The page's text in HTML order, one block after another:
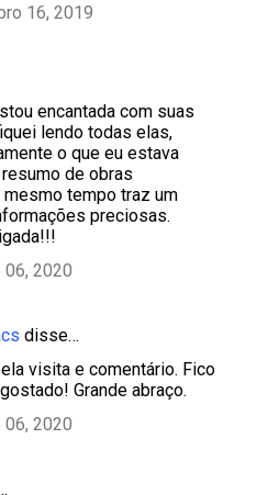
16, 2019
encantada com suas
lendo todas elas,
o que eu estava
de obras
tempo traz um
preciosas.
06, 2020
disse…
visita e comentário. Fico
Grande abraço.
06, 2020